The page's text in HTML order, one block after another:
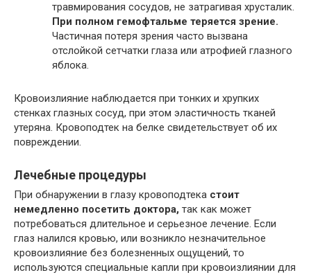
травмирования сосудов, не затрагивая хрусталик.
При полном гемофтальме теряется зрение.
Частичная потеря зрения часто вызвана
отслойкой сетчатки глаза или атрофией глазного
яблока.
Кровоизлияние наблюдается при тонких и хрупких
стенках глазных сосуд, при этом эластичность тканей
утеряна. Кровоподтек на белке свидетельствует об их
повреждении.
Лечебные процедуры
При обнаружении в глазу кровоподтека стоит
немедленно посетить доктора, так как может
потребоваться длительное и серьезное лечение. Если
глаз налился кровью, или возникло незначительное
кровоизлияние без болезненных ощущений, то
используются специальные капли при кровоизлиянии для